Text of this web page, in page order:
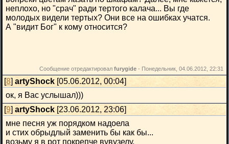
неплохо, но "срач" ради тертого калача... Вы где
молодых видели тертых? Они все на ошибках учатся.
А "видит Бог" к кому относится?
Сообщение отредактировал furygide - Понедельник, 04.06.2012, 22:31
[8] artyShock [05.06.2012, 00:04]
ок, я Вас услышал)))
[9] artyShock [23.06.2012, 23:06]
мне песня уж порядком надоела
и стих обрыдлый заменить бы как бы...
возьму я в рот покрепче вувузелу,